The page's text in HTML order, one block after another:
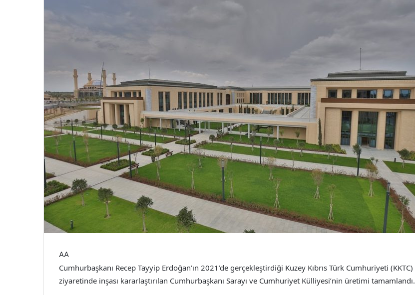
AA
Cumhurbaşkanı Recep Tayyip Erdoğan’ın 2021’de gerçekleştirdiği Kuzey Kıbrıs Türk Cumhuriyeti (KKTC)
ziyaretinde inşası kararlaştırılan Cumhurbaşkanı Sarayı ve Cumhuriyet Külliyesi’nin üretimi tamamlandı.